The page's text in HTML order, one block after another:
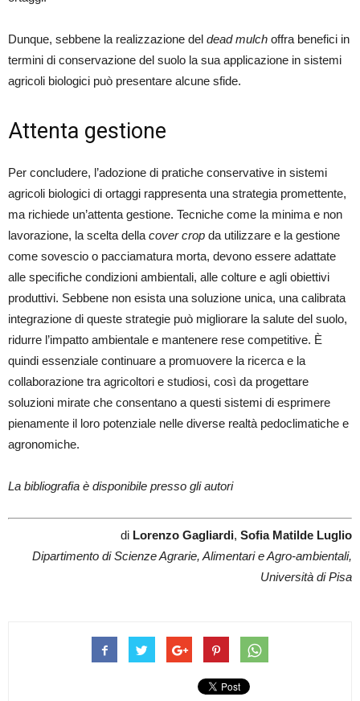
Dunque, sebbene la realizzazione del dead mulch offra benefici in
termini di conservazione del suolo la sua applicazione in sistemi
agricoli biologici può presentare alcune sfide.
Attenta gestione
Per concludere, l’adozione di pratiche conservative in sistemi
agricoli biologici di ortaggi rappresenta una strategia promettente,
ma richiede un’attenta gestione. Tecniche come la minima e non
lavorazione, la scelta della cover crop da utilizzare e la gestione
come sovescio o pacciamatura morta, devono essere adattate
alle specifiche condizioni ambientali, alle colture e agli obiettivi
produttivi. Sebbene non esista una soluzione unica, una calibrata
integrazione di queste strategie può migliorare la salute del suolo,
ridurre l’impatto ambientale e mantenere rese competitive. È
quindi essenziale continuare a promuovere la ricerca e la
collaborazione tra agricoltori e studiosi, così da progettare
soluzioni mirate che consentano a questi sistemi di esprimere
pienamente il loro potenziale nelle diverse realtà pedoclimatiche e
agronomiche.
La bibliografia è disponibile presso gli autori
di Lorenzo Gagliardi, Sofia Matilde Luglio
Dipartimento di Scienze Agrarie, Alimentari e Agro-ambientali,
Università di Pisa